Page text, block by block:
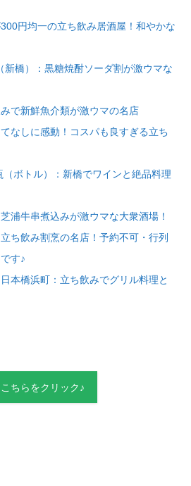
円均一の立ち飲み居酒屋！和やかな
新橋）：黒糖焼酎ソーダ割が激ウマな
で新鮮魚介類が激ウマの名店
なしに感動！コスパも良すぎる立ち
ボトル）：新橋でワインと絶品料理
浦牛串煮込みが激ウマな大衆酒場！
ち飲み割烹の名店！予約不可・行列
す♪
本橋浜町：立ち飲みでグリル料理と
ちらをクリック♪